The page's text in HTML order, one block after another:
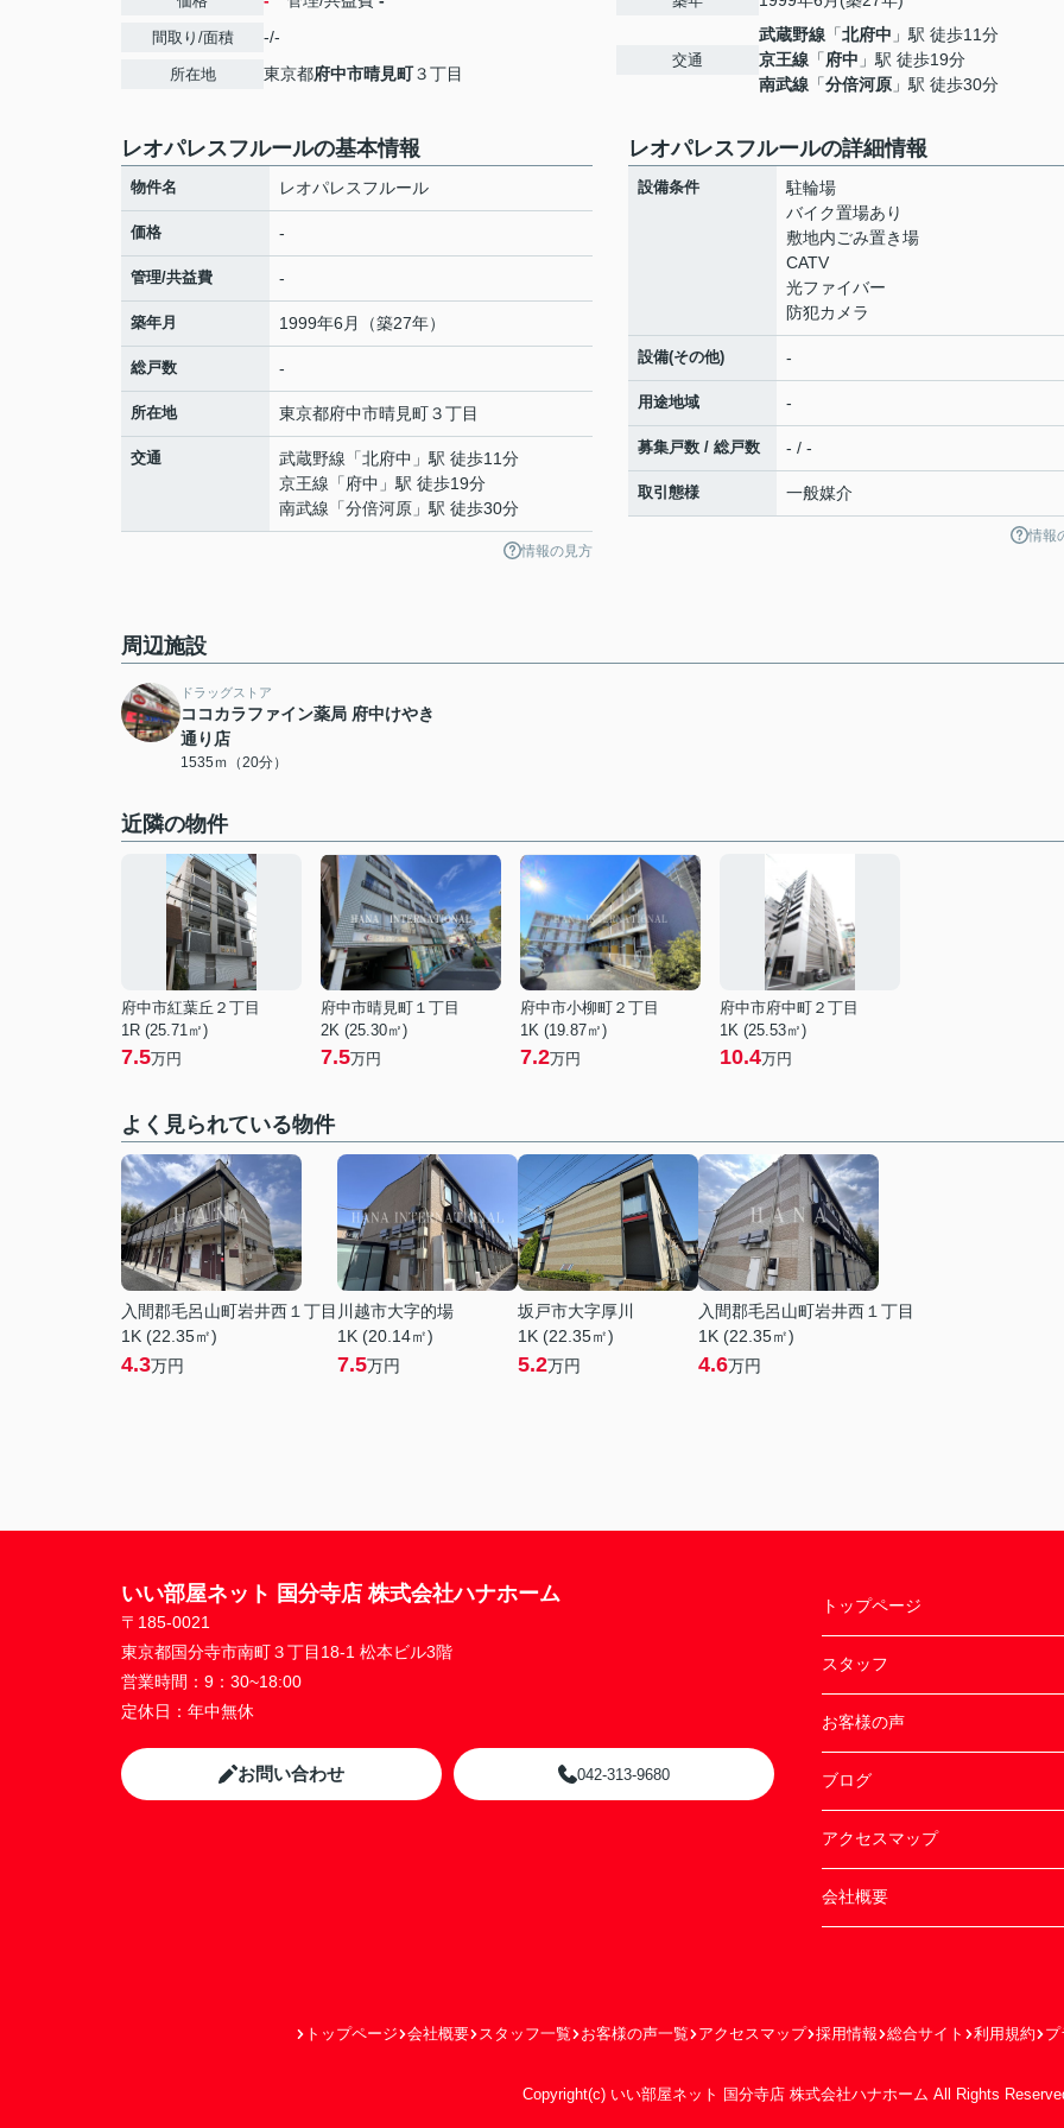
間取り/面積 -/-
所在地 東京都府中市晴見町３丁目
交通
武蔵野線 「北府中 」駅 徒歩11分
京王線 「府中 」駅 徒歩19分
南武線 「分倍河原 」駅 徒歩30分
レオパレスフルールの基本情報
物件名 レオパレスフルール
価格 -
管理/共益費 -
築年月 1999年6月（築27年）
総戸数 -
所在地 東京都府中市晴見町３丁目
交通 武蔵野線 「北府中 」駅 徒歩11分
京王線 「府中 」駅 徒歩19分
南武線 「分倍河原 」駅 徒歩30分
情報の見方
レオパレスフルールの詳細情報
設備条件
駐輪場
バイク置場あり
敷地内ごみ置き場
CATV
光ファイバー
防犯カメラ
設備(その他) -
用途地域 -
募集戸数 / 総戸数 - / -
取引態様 一般媒介
情報
周辺施設
ドラッグストア
ココカラファイン薬局 府中けやき
通り店
1535ｍ（20分）
近隣の物件
府中市紅葉丘２丁目
1R (25.71㎡)
7.5万円
府中市晴見町１丁目
2K (25.30㎡)
7.5万円
府中市小柳町２丁目
1K (19.87㎡)
7.2万円
府中市府中町２丁目
1K (25.53㎡)
10.4万円
よく見られている物件
入間郡毛呂山町岩井西１丁目
1K (22.35㎡)
4.3万円
川越市大字的場
1K (20.14㎡)
7.5万円
坂戸市大字厚川
1K (22.35㎡)
5.2万円
入間郡毛呂山町岩井西１丁目
1K (22.35㎡)
4.6万円
いい部屋ネット 国分寺店 株式会社ハナホーム
〒185-0021
東京都国分寺市南町３丁目18-1 松本ビル3階
営業時間： 9：30~18:00
定休日： 年中無休
お問い合わせ 042-313-9680
トップページ
スタッフ
お客様の声
ブログ
アクセスマップ
会社概要
トップページ 会社概要 スタッフ一覧 お客様の声一覧 アクセスマップ 採用情報 総合サイト 利用規約
Copyright(c) いい部屋ネット 国分寺店 株式会社ハナホーム All Rights